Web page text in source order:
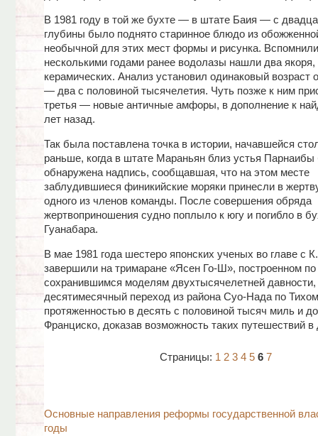
В 1981 году в той же бухте — в штате Баия — с
глубины было поднято старинное блюдо из
необычной для этих мест формы и рисунка.
несколькими годами ранее водолазы нашли два якоря,
керамических. Анализ установил одинаковый возраст
— два с половиной тысячелетия. Чуть позже к ним
третья — новые античные амфоры, в дополнение к
лет назад.
Так была поставлена точка в истории, начавшейся
раньше, когда в штате Мараньян близ устья
обнаружена надпись, сообщавшая, что на этом месте
заблудившиеся финикийские моряки принесли в
одного из членов команды. После совершения обряда
жертвоприношения судно поплыло к югу и погибло в
Гуанабара.
В мае 1981 года шестеро японских ученых во главе с
завершили на тримаране «Ясен Го-Ш», построенном по
сохранившимся моделям двухтысячелетней давности,
десятимесячный переход из района Суо-Нада по
протяженностью в десять с половиной тысяч миль и
Франциско, доказав возможность таких путешествий в
Страницы: 1 2 3 4 5 6 7
Основные направления реформы государственной
годы